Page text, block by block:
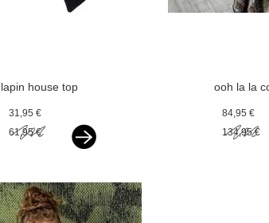
lapin house top
31,95 €
61,95 €
ooh la la
sand
84,95 €
134,95 €